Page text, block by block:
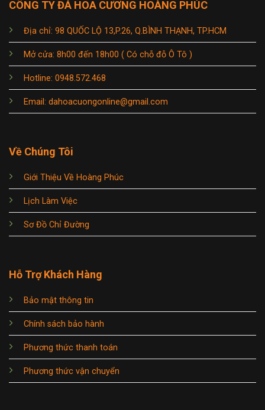
CÔNG TY ĐÁ HOA CƯƠNG HOÀNG PHÚC
Địa chỉ: 98 QUỐC LỘ 13,P.26, Q.BÌNH THẠNH, TP.HCM
Mở cửa: 8h00 đến 18h00 ( Có chỗ đỗ Ô Tô )
Hotline: 0948.572.468
Email: dahoacuongonline@gmail.com
Về Chúng Tôi
Giới Thiệu Về Hoàng Phúc
Lịch Làm Việc
Sơ Đồ Chỉ Đường
Hỗ Trợ Khách Hàng
Bảo mật thông tin
Chính sách bảo hành
Phương thức thanh toán
Phương thức vận chuyển